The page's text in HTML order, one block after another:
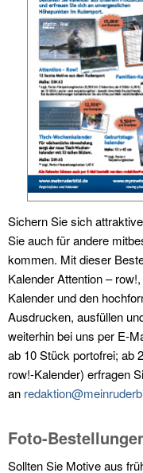
Sichern Sie sich
Sie auch für andere
kommen. Mit dieser
Kalender Attention –
Kalender und den
Ausdrucken, ausfüllen
weiterhin bei uns per E-
ab 10 Stück portofrei; ab
row!-Kalender) erfragen
an
Foto-
Sollten Sie Motive aus